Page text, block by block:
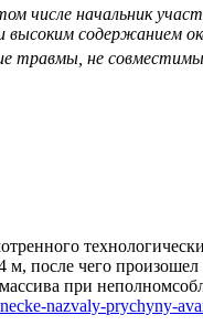
числе начальник
содержанием
травмы, не
после чего
при
nazvaly-prychyny-